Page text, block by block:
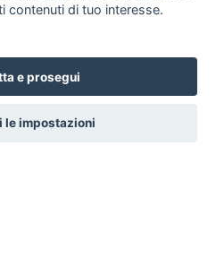
contenuti di tuo interesse.
e prosegui
le impostazioni